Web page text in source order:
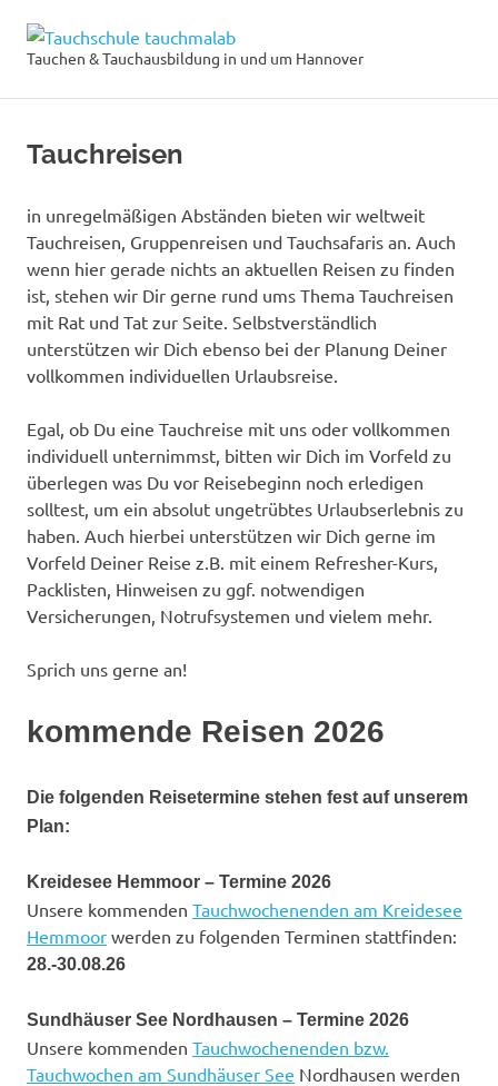
Inhalt
springen
Tauchschule
tauchmalab
Tauchen & Tauchausbildung in und um Hannover
Tauchreisen
in unregelmäßigen Abständen bieten wir weltweit
Tauchreisen, Gruppenreisen und Tauchsafaris an. Auch
wenn hier gerade nichts an aktuellen Reisen zu finden
ist, stehen wir Dir gerne rund ums Thema Tauchreisen
mit Rat und Tat zur Seite. Selbstverständlich
unterstützen wir Dich ebenso bei der Planung Deiner
vollkommen individuellen Urlaubsreise.
Egal, ob Du eine Tauchreise mit uns oder vollkommen
individuell unternimmst, bitten wir Dich im Vorfeld zu
überlegen was Du vor Reisebeginn noch erledigen
solltest, um ein absolut ungetrübtes Urlaubserlebnis zu
haben. Auch hierbei unterstützen wir Dich gerne im
Vorfeld Deiner Reise z.B. mit einem Refresher-Kurs,
Packlisten, Hinweisen zu ggf. notwendigen
Versicherungen, Notrufsystemen und vielem mehr.
Sprich uns gerne an!
kommende Reisen 2026
Die folgenden Reisetermine stehen fest auf unserem
Plan:
Kreidesee Hemmoor – Termine 2026
Unsere kommenden Tauchwochenenden am Kreidesee
Hemmoor werden zu folgenden Terminen stattfinden:
28.-30.08.26
Sundhäuser See Nordhausen – Termine 2026
Unsere kommenden Tauchwochenenden bzw.
Tauchwochen am Sundhäuser See Nordhausen werden